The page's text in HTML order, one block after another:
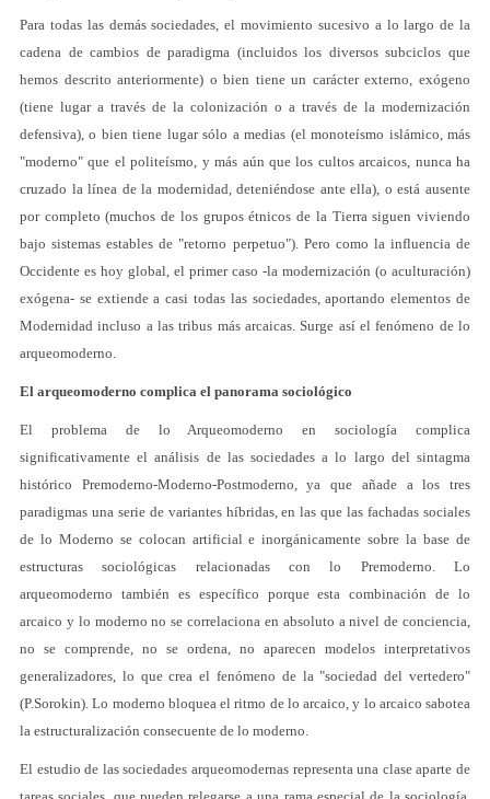
Para todas las demás sociedades, el movimiento sucesivo a lo largo de la
cadena de cambios de paradigma (incluidos los diversos subciclos que
hemos descrito anteriormente) o bien tiene un carácter externo, exógeno
(tiene lugar a través de la colonización o a través de la modernización
defensiva), o bien tiene lugar sólo a medias (el monoteísmo islámico, más
"moderno" que el politeísmo, y más aún que los cultos arcaicos, nunca ha
cruzado la línea de la modernidad, deteniéndose ante ella), o está ausente
por completo (muchos de los grupos étnicos de la Tierra siguen viviendo
bajo sistemas estables de "retorno perpetuo"). Pero como la influencia de
Occidente es hoy global, el primer caso -la modernización (o aculturación)
exógena- se extiende a casi todas las sociedades, aportando elementos de
Modernidad incluso a las tribus más arcaicas. Surge así el fenómeno de lo
arqueomoderno.
El arqueomoderno complica el panorama sociológico
El problema de lo Arqueomoderno en sociología complica
significativamente el análisis de las sociedades a lo largo del sintagma
histórico Premoderno-Moderno-Postmoderno, ya que añade a los tres
paradigmas una serie de variantes híbridas, en las que las fachadas sociales
de lo Moderno se colocan artificial e inorgánicamente sobre la base de
estructuras sociológicas relacionadas con lo Premoderno. Lo
arqueomoderno también es específico porque esta combinación de lo
arcaico y lo moderno no se correlaciona en absoluto a nivel de conciencia,
no se comprende, no se ordena, no aparecen modelos interpretativos
generalizadores, lo que crea el fenómeno de la "sociedad del vertedero"
(P.Sorokin). Lo moderno bloquea el ritmo de lo arcaico, y lo arcaico sabotea
la estructuralización consecuente de lo moderno.
El estudio de las sociedades arqueomodernas representa una clase aparte de